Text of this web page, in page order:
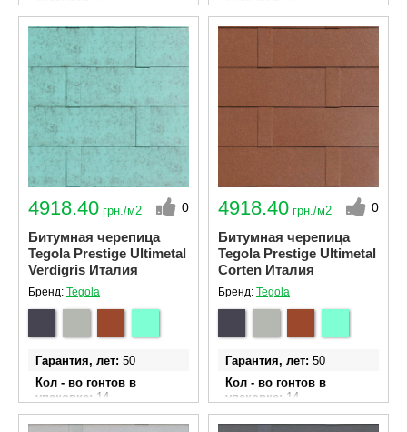
Ширина гонта 340 мм
Длина гонта
1000 мм
Площадь эффективного
покрытия одной
упаковки м²
4.06
Ширина гонта 340 мм
Площадь эффективного
4918.40 грн./м2 0
Битумная черепица
Tegola Prestige Ultimetal
Verdigris Италия
Бренд: Tegola
Гарантия, лет 50
Кол - во гонтов в
упаковке
14
Ширина гонта 340 мм
4918.40 грн./м2 0
Битумная черепица
Tegola Prestige Ultimetal
Corten Италия
Бренд: Tegola
Гарантия, лет 50
Кол - во гонтов в
упаковке
14
Ширина гонта 340 мм